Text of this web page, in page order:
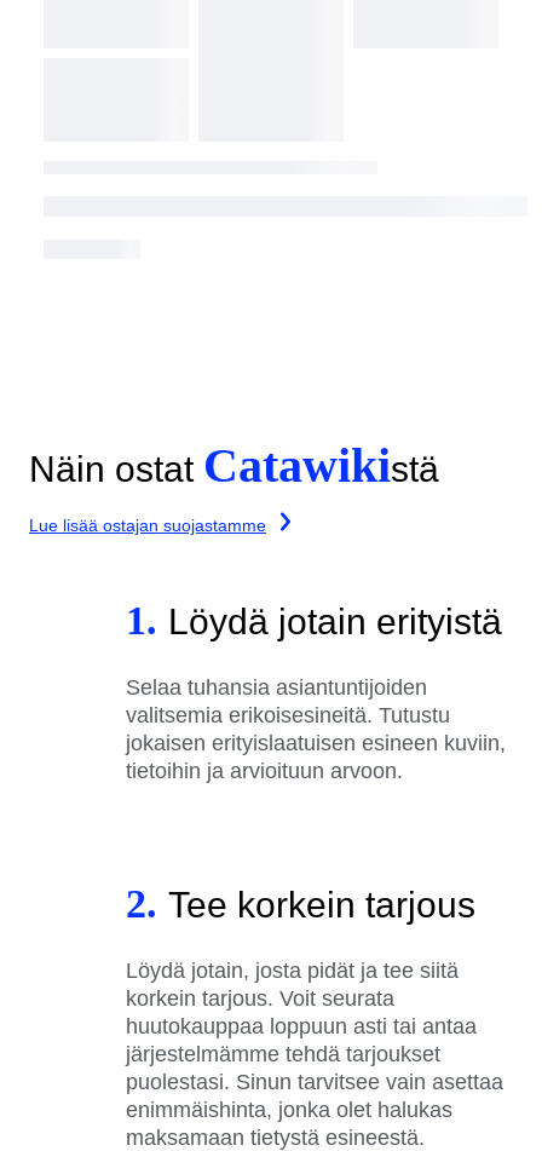
Näin ostat Catawikistä
Lue lisää ostajan suojastamme
1. Löydä jotain erityistä
Selaa tuhansia asiantuntijoiden
valitsemia erikoisesineitä. Tutustu
jokaisen erityislaatuisen esineen kuviin,
tietoihin ja arvioituun arvoon.
2. Tee korkein tarjous
Löydä jotain, josta pidät ja tee siitä
korkein tarjous. Voit seurata
huutokauppaa loppuun asti tai antaa
järjestelmämme tehdä tarjoukset
puolestasi. Sinun tarvitsee vain asettaa
enimmäishinta, jonka olet halukas
maksamaan tietystä esineestä.